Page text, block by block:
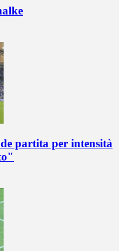
partita per intensità